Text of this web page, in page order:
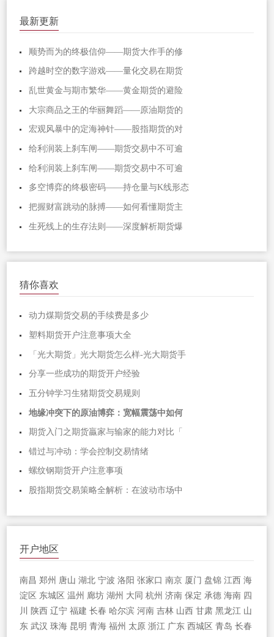
最新更新
顺势而为的终极信仰——期货大作手的修
跨越时空的数字游戏——量化交易在期货
乱世黄金与期市繁华——黄金期货的避险
大宗商品之王的华丽舞蹈——原油期货的
宏观风暴中的定海神针——股指期货的对
给利润装上刹车闸——期货交易中不可逾
给利润装上刹车闸——期货交易中不可逾
多空博弈的终极密码——持仓量与K线形态
把握财富跳动的脉搏——如何看懂期货主
生死线上的生存法则——深度解析期货爆
猜你喜欢
动力煤期货交易的手续费是多少
塑料期货开户注意事项大全
「光大期货」光大期货怎么样-光大期货手
分享一些成功的期货开户经验
五分钟学习生猪期货交易规则
地缘冲突下的原油博弈：宽幅震荡中如何
期货入门之期货贏家与输家的能力对比「
错过与冲动：学会控制交易情绪
螺纹钢期货开户注意事项
股指期货交易策略全解析：在波动市场中
开户地区
南昌 郑州 唐山 湖北 宁波 洛阳 张家口 南京 厦门 盘锦 江西 海
淀区 东城区 温州 廊坊 湖州 大同 杭州 济南 保定 承德 海南 四
川
陕西 辽宁 福建 长春 哈尔滨 河南 吉林 山西 甘肃 黑龙江 山
东 武汉 珠海 昆明 青海 福州 太原 浙江 广东 西城区 青岛 长春